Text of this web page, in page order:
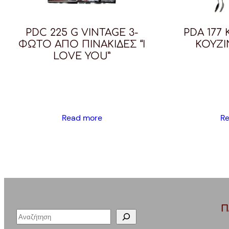
PDC 225 G VINTAGE 3-
ΦΩΤΟ AΠΟ ΠΙΝΑΚΙΔΕΣ “I
LOVE YOU”
Read more
PDA
S